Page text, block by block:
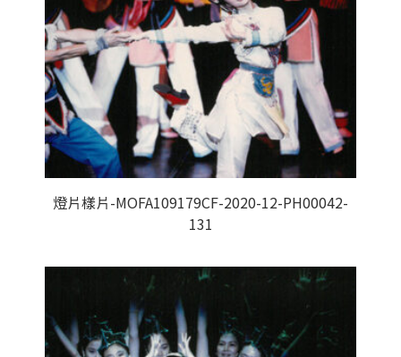
燈片樣片-MOFA109179CF-2020-12-PH00042-
131